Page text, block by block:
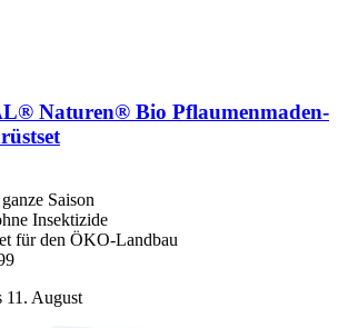
Naturen® Bio Pflaumenmaden-​
Saison
Insektizide
für den ÖKO-Landbau
11. August